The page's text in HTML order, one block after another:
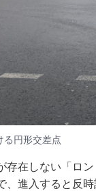
る円形交差点
存在しない「ロ
、進入すると反